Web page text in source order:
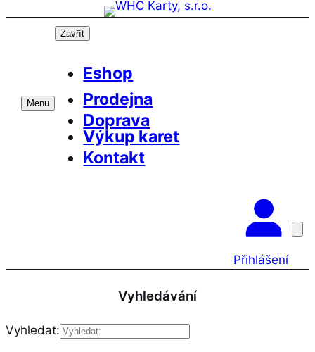
Přeskočit
Menu
Zavřít
Eshop
Prodejna
Doprava
Výkup karet
Kontakt
Přihlášení
Vyhledávání
Vyhledat: